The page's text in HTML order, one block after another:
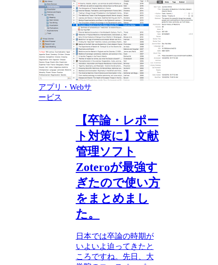
アプリ・Webサ
ービス
【卒論・レポー
ト対策に】文献
管理ソフト
Zoteroが最強す
ぎたので使い方
をまとめまし
た。
日本では卒論の時期が
いよいよ迫ってきたと
ころですね。先日、大